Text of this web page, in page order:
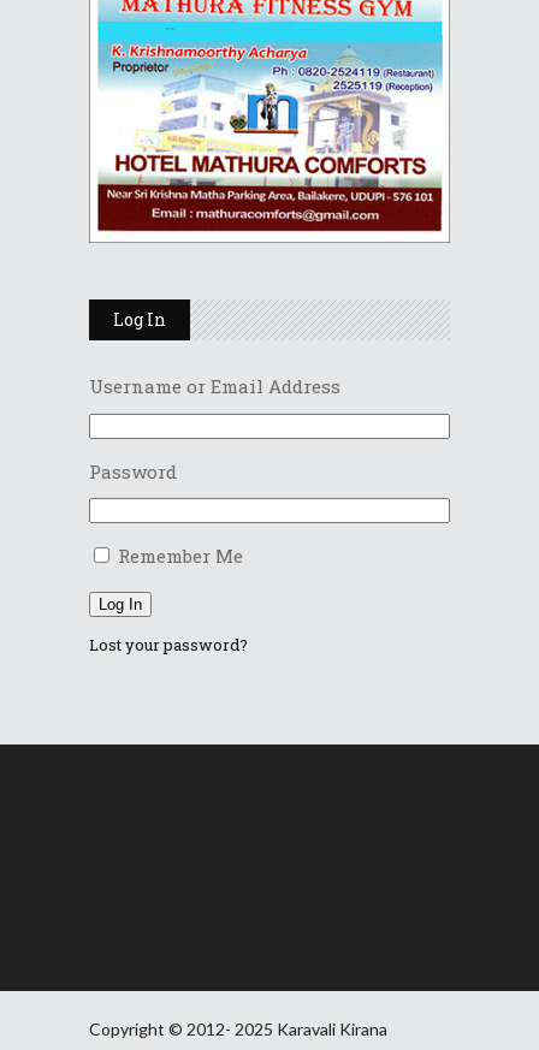
Log In
Username or Email Address
Password
Remember Me
Log In
Lost your password?
Copyright © 2012- 2025 Karavali Kirana